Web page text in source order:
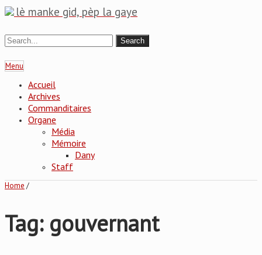
lè manke gid, pèp la gaye
Menu
Accueil
Archives
Commanditaires
Organe
Média
Mémoire
Dany
Staff
Home /
Tag: gouvernant